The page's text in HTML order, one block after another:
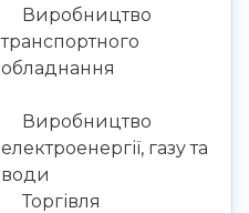
Виробництво
транспортного
обладнання
Виробництво
електроенергії, газу та
води
Торгівля